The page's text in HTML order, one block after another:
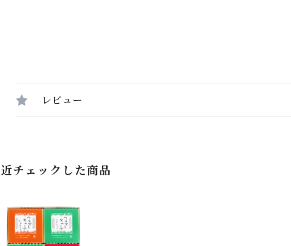
レビュー
チェックした商品